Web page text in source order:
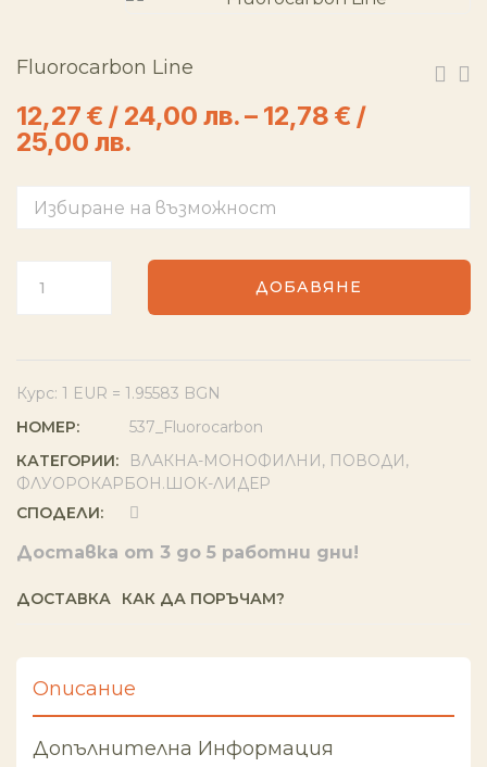
Fluorocarbon Line
12,27 € / 24,00 лв.– 12,78 € /
25,00 лв.
ДОБАВЯНЕ
Курс: 1 EUR = 1.95583 BGN
НОМЕР:
537_Fluorocarbon
КАТЕГОРИИ:
ВЛАКНА-МОНОФИЛНИ, ПОВОДИ,
ФЛУОРОКАРБОН.ШОК-ЛИДЕР
СПОДЕЛИ:
Доставка от 3 до 5 работни дни!
ДОСТАВКА КАК ДА ПОРЪЧАМ?
Описание
Допълнителна Информация